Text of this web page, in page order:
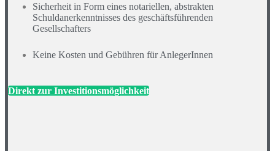
Sicherheit in Form eines notariellen, abstrakten
Schuldanerkenntnisses des geschäftsführenden
Gesellschafters
Keine Kosten und Gebühren für AnlegerInnen
Direkt zur Investitionsmöglichkeit